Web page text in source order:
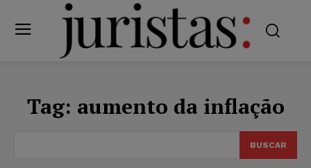
Tag: aumento da inflação
BUSCAR